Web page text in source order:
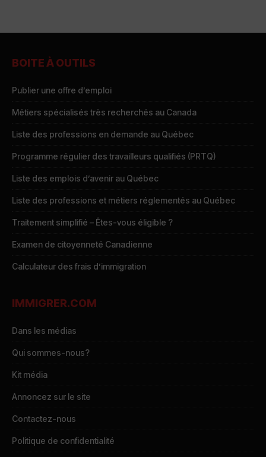
BOITE À OUTILS
Publier une offre d’emploi
Métiers spécialisés très recherchés au Canada
Liste des professions en demande au Québec
Programme régulier des travailleurs qualifiés (PRTQ)
Liste des emplois d’avenir au Québec
Liste des professions et métiers réglementés au Québec
Traitement simplifié – Êtes-vous éligible ?
Examen de citoyenneté Canadienne
Calculateur des frais d’immigration
IMMIGRER.COM
Dans les médias
Qui sommes-nous?
Kit média
Annoncez sur le site
Contactez-nous
Politique de confidentialité